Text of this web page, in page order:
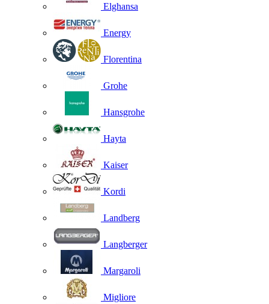
Elghansa
Energy
Florentina
Grohe
Hansgrohe
Hayta
Kaiser
Kordi
Landberg
Langberger
Margaroli
Migliore